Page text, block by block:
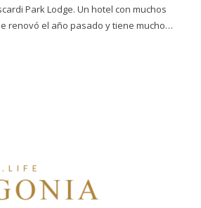
Park Lodge. Un hotel con muchos
renovó el año pasado y tiene mucho…